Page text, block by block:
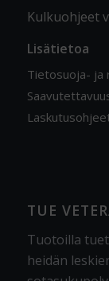
Kulkuohjeet
Lisätietoa
Tietosuoja- ja
TUE
Tuotoilla
heidän